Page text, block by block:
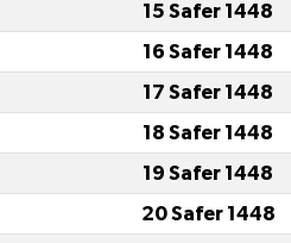
15 Safer 1448
16 Safer 1448
17 Safer 1448
18 Safer 1448
19 Safer 1448
20 Safer 1448